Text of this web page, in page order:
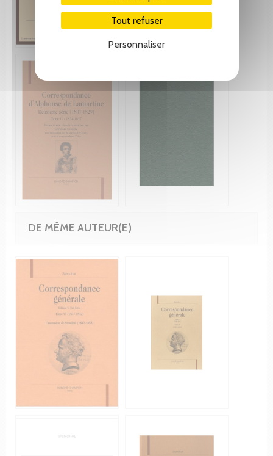
Tout refuser
Personnaliser
DE MÊME AUTEUR(E)